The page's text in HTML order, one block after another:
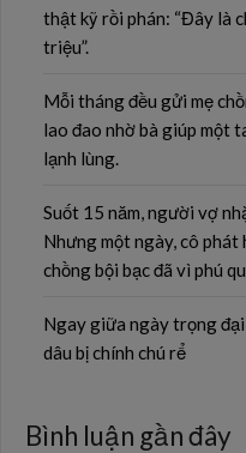
thật kỹ rồi phán: “Đây là
triệu”.
Mỗi tháng đều gửi mẹ
lao đao nhờ bà giúp một
lạnh lùng.
Suốt 15 năm, người vợ
Nhưng một ngày, cô
chồng bội bạc đã vì phú
Ngay giữa ngày trọng
dâu bị chính chú rể
Bình luận gần đây